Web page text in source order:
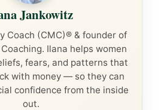
Jankowitz
Coach (CMC)® & founder of
Ilana helps women
fears, and patterns that
with money — so they can
confidence from the inside
out.